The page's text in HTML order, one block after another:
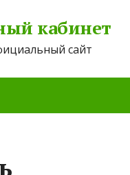
кабинет
сайт